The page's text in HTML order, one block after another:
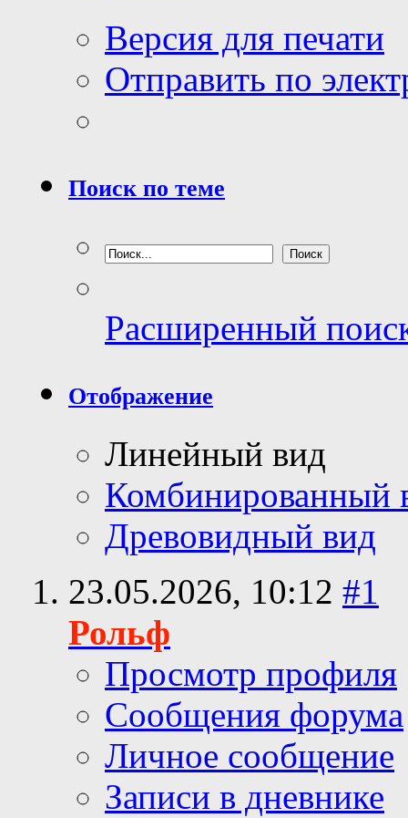
Версия для печати
Отправить по
Поиск по теме
Расширенный
Отображение
Линейный вид
Комбинированный
Древовидный вид
23.05.2026, 10:12 #1
Рольф
Просмотр профиля
Сообщения форума
Личное сообщение
Записи в дневнике